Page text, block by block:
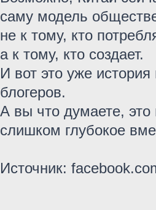
саму модель
не к тому, кто
а к тому, кто создает.
И вот это уже
блогеров.
А вы что думаете,
слишком глубокое
Источник: